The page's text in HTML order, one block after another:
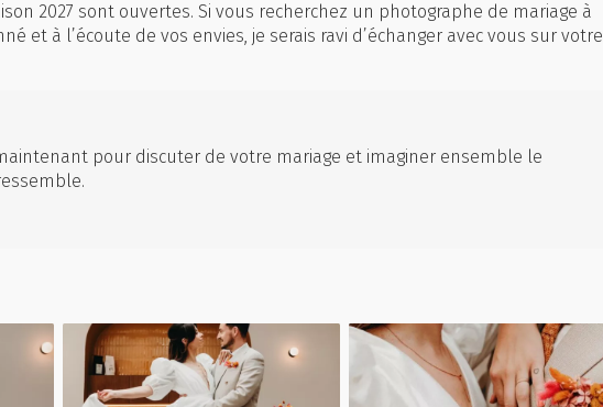
2027 sont ouvertes. Si vous recherchez un photographe de mariage à
et à l’écoute de vos envies, je serais ravi d’échanger avec vous sur votre
pour discuter de votre mariage et imaginer ensemble le